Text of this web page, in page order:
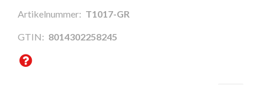
Artikelnummer: T1017-GR
GTIN: 8014302258245